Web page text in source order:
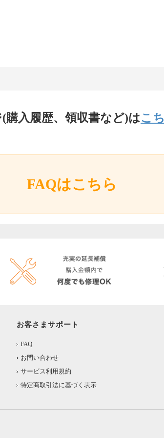
購入履歴、領収書など)はこ
FAQはこちら
お客さまサポート
FAQ
お問い合わせ
サービス利用規約
特定商取引法に基づく表示